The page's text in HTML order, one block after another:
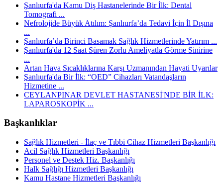
Şanlıurfa'da Kamu Diş Hastanelerinde Bir İlk: Dental
Tomografi ...
Nefrolojide Büyük Atılım: Şanlıurfa’da Tedavi İçin İl Dışına
...
Şanlıurfa’da Birinci Basamak Sağlık Hizmetlerinde Yatırım ...
Şanlıurfa'da 12 Saat Süren Zorlu Ameliyatla Görme Sinirine
...
Artan Hava Sıcaklıklarına Karşı Uzmanından Hayati Uyarılar
Şanlıurfa'da Bir İlk: “OED” Cihazları Vatandaşların
Hizmetine ...
CEYLANPINAR DEVLET HASTANESİ'NDE BİR İLK:
LAPAROSKOPİK ...
Başkanlıklar
Sağlık Hizmetleri - İlaç ve Tıbbi Cihaz Hizmetleri Başkanlığı
Acil Sağlık Hizmetleri Başkanlığı
Personel ve Destek Hiz. Başkanlığı
Halk Sağlığı Hizmetleri Başkanlığı
Kamu Hastane Hizmetleri Başkanlığı